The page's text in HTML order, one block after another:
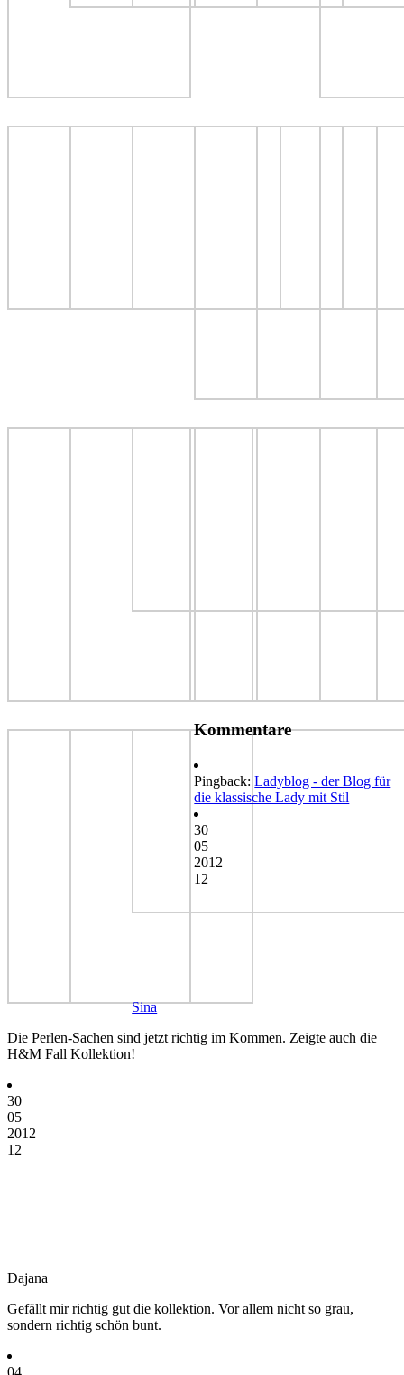
Kommentare
Pingback:Ladyblog - der Blog für
die klassische Lady mit Stil
30
05
2012
12
Sina
Die Perlen-Sachen sind jetzt richtig im Kommen. Zeigte auch die
H&M Fall Kollektion!
30
05
2012
12
Dajana
Gefällt mir richtig gut die kollektion. Vor allem nicht so grau,
sondern richtig schön bunt.
04